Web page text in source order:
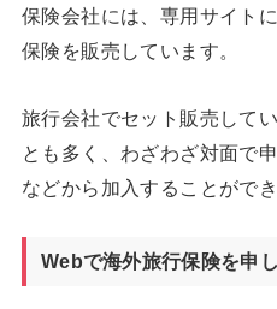
保険会社には、専用サイト
保険を販売しています。
旅行会社でセット販売して
とも多く、わざわざ対面で
などから加入することができ
Webで海外旅行保険を申